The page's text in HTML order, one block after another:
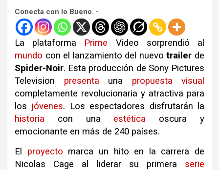
Conecta con lo Bueno. -
La plataforma Prime Video sorprendió al
mundo con el lanzamiento del nuevotrailer de
Spider-Noir. Esta producción de Sony Pictures
Television presenta una propuesta
visual
completamente revolucionaria y atractiva para
los jóvenes. Los espectadores disfrutarán la
historia con una estética oscura y
emocionante en más de 240 países.
El proyecto marca un hito en la carrera de
Nicolas Cage al liderar su primera serie